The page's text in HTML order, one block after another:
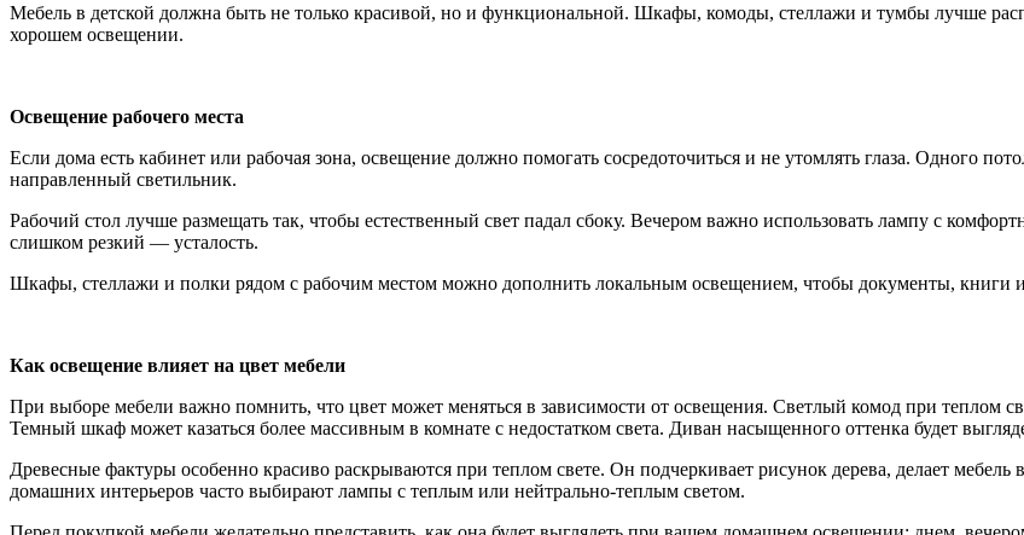
Мебель в детской должна быть не только красивой, но и функциональной. Шкафы, комоды, стеллажи и тумбы лучше
хорошем освещении.
Освещение рабочего места
Если дома есть кабинет или рабочая зона, освещение должно помогать сосредоточиться и не утомлять глаза. Одного
направленный светильник.
Рабочий стол лучше размещать так, чтобы естественный свет падал сбоку. Вечером важно использовать лампу с
слишком резкий — усталость.
Шкафы, стеллажи и полки рядом с рабочим местом можно дополнить локальным освещением, чтобы документы,
Как освещение влияет на цвет мебели
При выборе мебели важно помнить, что цвет может меняться в зависимости от освещения. Светлый комод при теплом
Темный шкаф может казаться более массивным в комнате с недостатком света. Диван насыщенного оттенка будет
Древесные фактуры особенно красиво раскрываются при теплом свете. Он подчеркивает рисунок дерева, делает
домашних интерьеров часто выбирают лампы с теплым или нейтрально-теплым светом.